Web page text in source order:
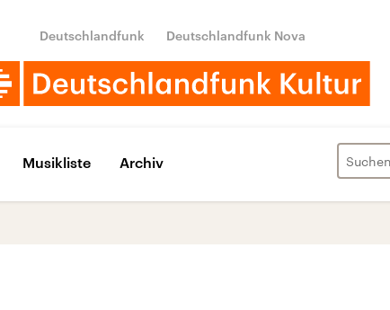
Deutschlandfunk Deutschlandfunk Nova
Musikliste Archiv